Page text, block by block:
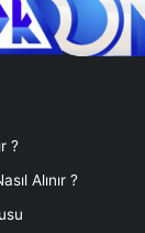
?
Alınır ?